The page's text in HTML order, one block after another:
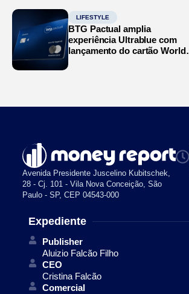
LIFESTYLE
BTG Pactual amplia
experiência Ultrablue com
lançamento do cartão World
Avenida Presidente Juscelino Kubitschek,
28 - Cj. 101 - Vila Nova Conceição, São
Paulo - SP, CEP 04543-000
Expediente
Publisher
Aluizio Falcão Filho
CEO
Cristina Falcão
Comercial